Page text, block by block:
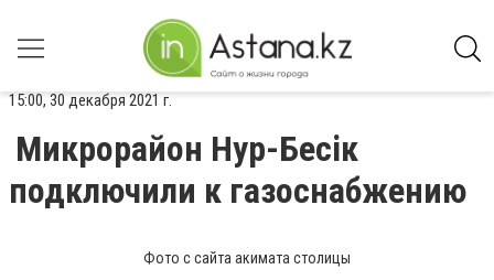
15:00, 30 декабря 2021 г.
Микрорайон Нур-Бесiк
подключили к газоснабжению
Фото с сайта акимата столицы